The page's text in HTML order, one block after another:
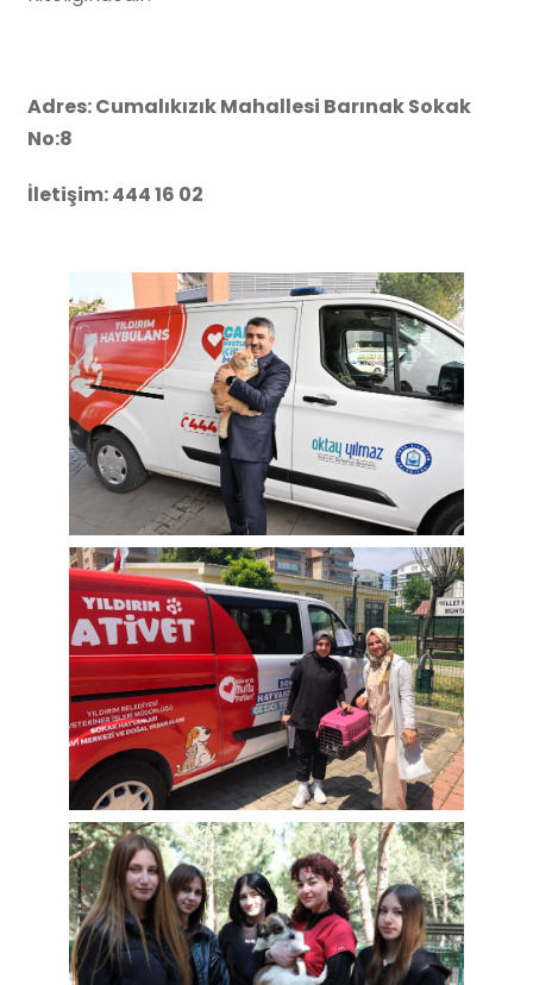
Adres: Cumalıkızık Mahallesi Barınak Sokak
No:8
İletişim: 444 16 02